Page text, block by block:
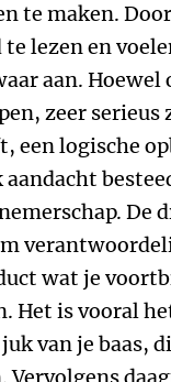
te maken.
te lezen en
aan.
zeer
een logische
De
wat je
Het is vooral
van je baas,